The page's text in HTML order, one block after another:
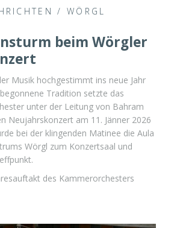
/ WÖRGL
beim Wörgler
Musik hochgestimmt ins neue Jahr
Tradition setzte das
unter der Leitung von Bahram
Neujahrskonzert am 11. Jänner 2026
bei der klingenden Matinee die Aula
Wörgl zum Konzertsaal und
des Kammerorchesters